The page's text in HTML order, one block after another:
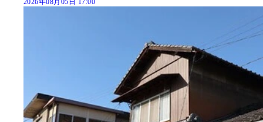
2026年08月05日 17:00